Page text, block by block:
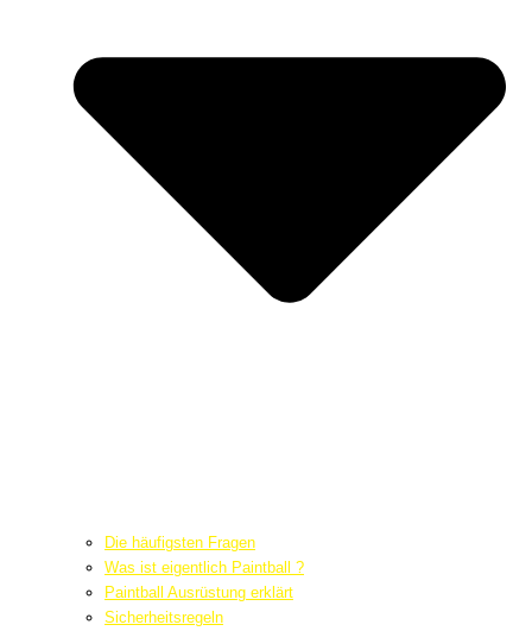
Die häufigsten Fragen
Was ist eigentlich Paintball ?
Paintball Ausrüstung erklärt
Sicherheitsregeln